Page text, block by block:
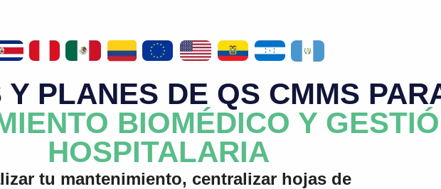
Y PLANES DE QS CMMS
BIOMÉDICO Y
HOSPITALARIA
tu mantenimiento, centralizar hojas de